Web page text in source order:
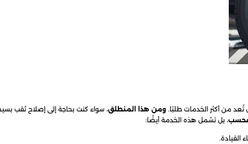
تُعد من أكثر الخدمات طلبًا. ومن هذا المنطلق، سواء كنت بحاجة إلى إصلاح ثقب
، بل تشمل هذه الخدمة أيضًا:
القيادة.